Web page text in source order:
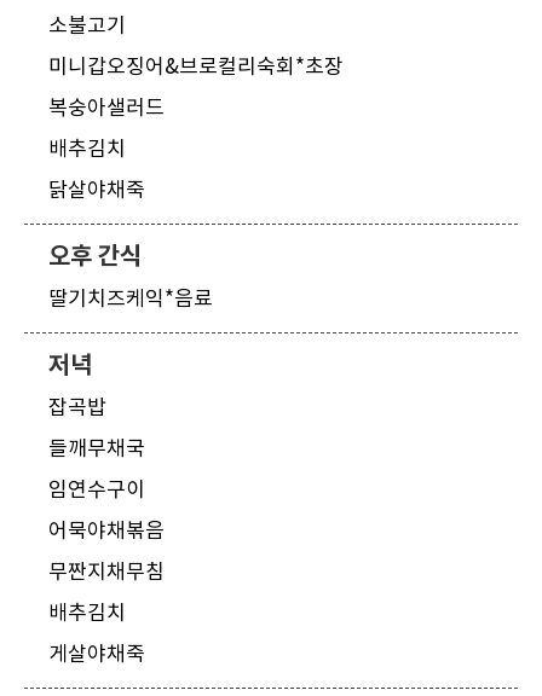
소불고기
미니갑오징어&브로컬리숙회*초장
복숭아샐러드
배추김치
닭살야채죽
오후 간식
딸기치즈케익*음료
저녁
잡곡밥
들깨무채국
임연수구이
어묵야채볶음
무짠지채무침
배추김치
게살야채죽